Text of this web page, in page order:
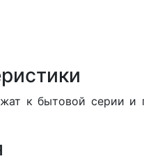
к бытовой серии